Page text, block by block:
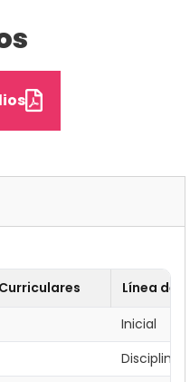
Línea de
Inicial
Disciplinar